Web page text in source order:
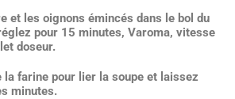
et les oignons émincés dans le bol du
pour 15 minutes, Varoma, vitesse
doseur.
la farine pour lier la soupe et laissez
minutes.